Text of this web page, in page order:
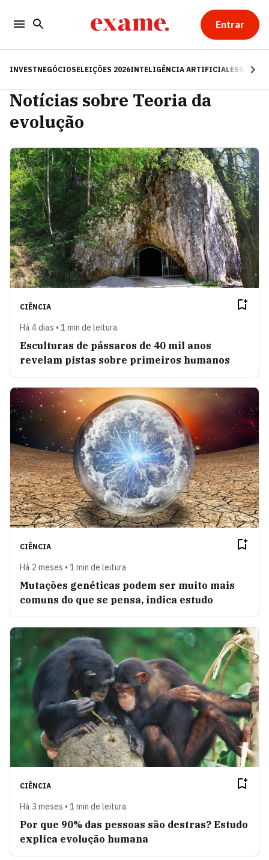
Entrar
INVESTNEGÓCIOSELEIÇÕES 2026INTELIGÊNCIA ARTIFICIALESG
Notícias sobre Teoria da
evolução
CIÊNCIA
Há 4 dias • 1 min de leitura
Esculturas de pássaros de 40 mil anos
revelam pistas sobre primeiros humanos
CIÊNCIA
Há 2 meses • 1 min de leitura
Mutações genéticas podem ser muito mais
comuns do que se pensa, indica estudo
CIÊNCIA
Há 3 meses • 1 min de leitura
Por que 90% das pessoas são destras? Estudo
explica evolução humana